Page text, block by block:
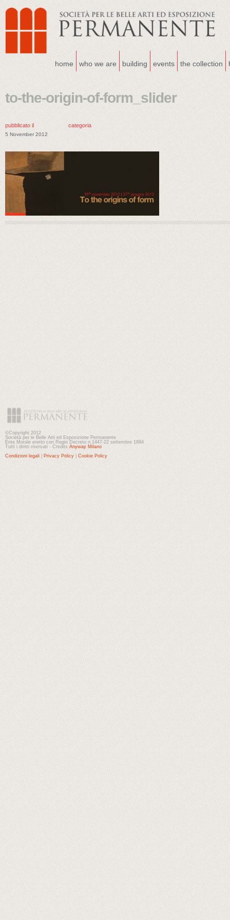
home who we are building events the collection
to-the-origin-of-form_slider
pubblicato il
5 November 2012
categoria
©Copyright 2012
Società per le Belle Arti ed Esposizione Permanente
Ente Morale eretto con Regio Decreto n.1447-22 settembre 1884
Tutti i diritti riservati - Credits Anyway Milano
Condizioni legali
Privacy Policy Cookie Policy